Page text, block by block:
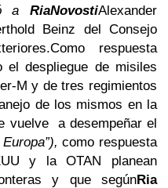
a RiaNovostiAlexander
Beinz del Consejo
Como respuesta
el despliegue de misiles
M y de tres regimientos
de los mismos en la
vuelve a desempeñar el
como respuesta
y la OTAN planean
y que segúnRia